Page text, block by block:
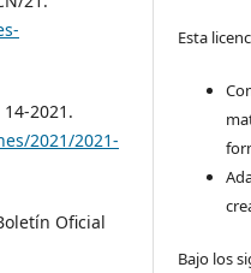
2021.
2021/2021-
Oficial
Esta
Bajo los